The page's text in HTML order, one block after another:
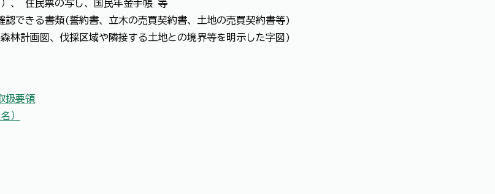
、 住民票の写し、国民年金手帳 等
認できる書類(誓約書、立木の売買契約書、土地の売買契約書等)
林計画図、伐採区域や隣接する土地との境界等を明示した字図)
扱要領
）